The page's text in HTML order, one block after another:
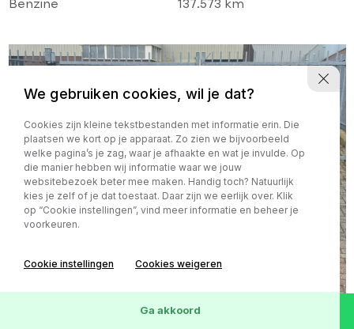
Benzine 137.573 km
We gebruiken cookies, wil je dat?
Cookies zijn kleine tekstbestanden met informatie erin. Die
plaatsen we kort op je apparaat. Zo zien we bijvoorbeeld
welke pagina’s je zag, waar je afhaakte en wat je invulde. Op
die manier hebben wij informatie waar we jouw
websitebezoek beter mee maken. Handig toch? Natuurlijk
kies je zelf of je dat toestaat. Daar zijn we eerlijk over. Klik
op “Cookie instellingen”, vind meer informatie en beheer je
voorkeuren.
Cookie instellingen Cookies weigeren
Ga akkoord